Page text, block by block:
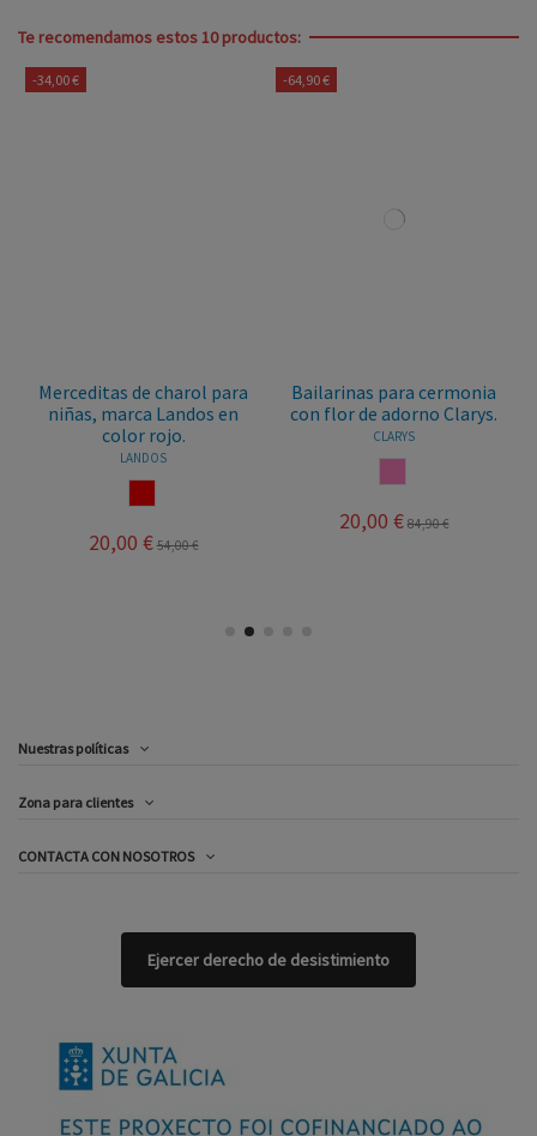
Te recomendamos estos 10 productos:
-34,00 €
Merceditas de charol para
niñas, marca Landos en
color rojo.
LANDOS
20,00 € 54,00 €
-64,90 €
Bailarinas para cermonia
con flor de adorno Clarys.
CLARYS
20,00 € 84,90 €
Nuestras políticas
Zona para clientes
CONTACTA CON NOSOTROS
Ejercer derecho de desistimiento